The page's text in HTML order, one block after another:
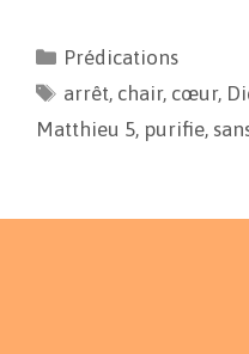
b
o
o
l
L
i
k
a
g
e
Prédications
arrêt, chair, cœur,
Matthieu 5, purifie,